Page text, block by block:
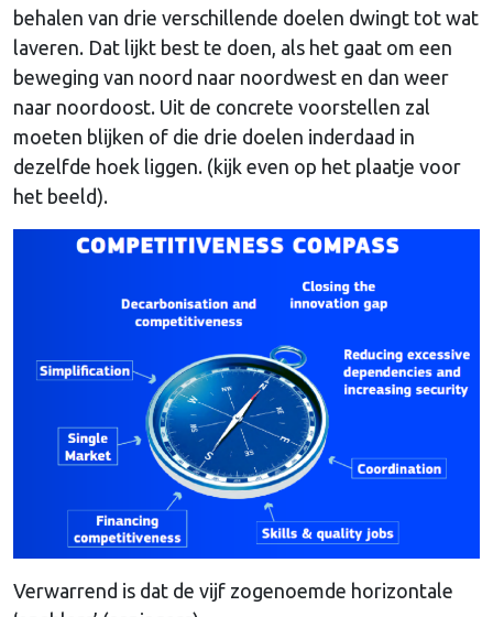
behalen van drie verschillende doelen dwingt tot wat
laveren. Dat lijkt best te doen, als het gaat om een
beweging van noord naar noordwest en dan weer
naar noordoost. Uit de concrete voorstellen zal
moeten blijken of die drie doelen inderdaad in
dezelfde hoek liggen. (kijk even op het plaatje voor
het beeld).
Verwarrend is dat de vijf zogenoemde horizontale